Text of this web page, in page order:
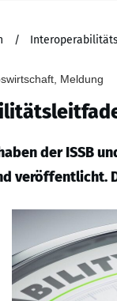
/
Meldung
der ISSB
veröffentlicht.